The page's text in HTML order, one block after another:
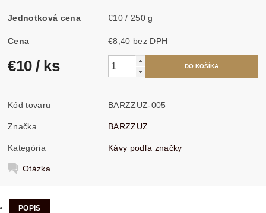
Jednotková cena €10 / 250 g
Cena €8,40 bez DPH
€10/ ks
Kód tovaru BARZZUZ-005
Značka BARZZUZ
Kategória Kávy podľa značky
Otázka
POPIS